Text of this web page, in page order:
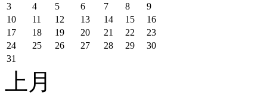
3
4 5 6 7 8
9
10
11 12 13 14 15
16
17
18 19 20 21 22
23
24
25 26 27 28 29
30
31
上月